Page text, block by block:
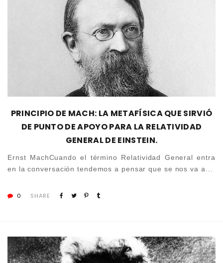
PRINCIPIO DE MACH: LA METAFÍSICA QUE SIRVIÓ
DE PUNTO DE APOYO PARA LA RELATIVIDAD
GENERAL DE EINSTEIN.
Ernst MachCuando el término Relatividad General entra
en la conversación tendemos a pensar que se nos va a...
0 SHARE